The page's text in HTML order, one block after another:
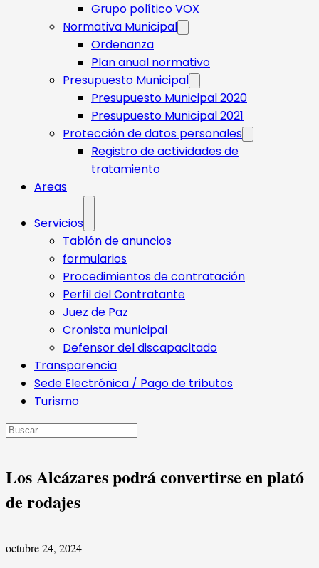
Grupo político VOX
Normativa Municipal
Ordenanza
Plan anual normativo
Presupuesto Municipal
Presupuesto Municipal 2020
Presupuesto Municipal 2021
Protección de datos personales
Registro de actividades de
tratamiento
Areas
Servicios
Tablón de anuncios
formularios
Procedimientos de contratación
Perfil del Contratante
Juez de Paz
Cronista municipal
Defensor del discapacitado
Transparencia
Sede Electrónica / Pago de tributos
Turismo
Buscar
Los Alcázares podrá convertirse en plató
de rodajes
octubre 24, 2024